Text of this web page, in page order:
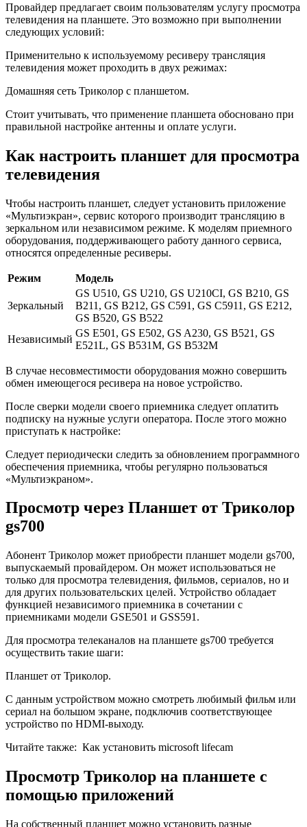
Провайдер предлагает своим пользователям услугу просмотра
телевидения на планшете. Это возможно при выполнении
следующих условий:
Применительно к используемому ресиверу трансляция
телевидения может проходить в двух режимах:
Домашняя сеть Триколор с планшетом.
Стоит учитывать, что применение планшета обосновано при
правильной настройке антенны и оплате услуги.
Как настроить планшет для просмотра
телевидения
Чтобы настроить планшет, следует установить приложение
«Мультиэкран», сервис которого производит трансляцию в
зеркальном или независимом режиме. К моделям приемного
оборудования, поддерживающего работу данного сервиса,
относятся определенные ресиверы.
Режим Модель
Зеркальный
GS U510, GS U210, GS U210CI, GS B210, GS
B211, GS B212, GS C591, GS C5911, GS E212,
GS B520, GS B522
Независимый
GS E501, GS E502, GS A230, GS B521, GS
E521L, GS В531М, GS В532М
В случае несовместимости оборудования можно совершить
обмен имеющегося ресивера на новое устройство.
После сверки модели своего приемника следует оплатить
подписку на нужные услуги оператора. После этого можно
приступать к настройке:
Следует периодически следить за обновлением программного
обеспечения приемника, чтобы регулярно пользоваться
«Мультиэкраном».
Просмотр через Планшет от Триколор
gs700
Абонент Триколор может приобрести планшет модели gs700,
выпускаемый провайдером. Он может использоваться не
только для просмотра телевидения, фильмов, сериалов, но и
для других пользовательских целей. Устройство обладает
функцией независимого приемника в сочетании с
приемниками модели GSE501 и GSS591.
Для просмотра телеканалов на планшете gs700 требуется
осуществить такие шаги:
Планшет от Триколор.
С данным устройством можно смотреть любимый фильм или
сериал на большом экране, подключив соответствующее
устройство по HDMI-выходу.
Читайте также: Как установить microsoft lifecam
Просмотр Триколор на планшете с
помощью приложений
На собственный планшет можно установить разные